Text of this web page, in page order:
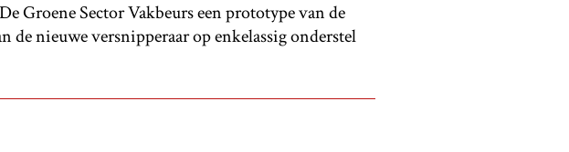
Groene Sector Vakbeurs een prototype van de
de nieuwe versnipperaar op enkelassig onderstel